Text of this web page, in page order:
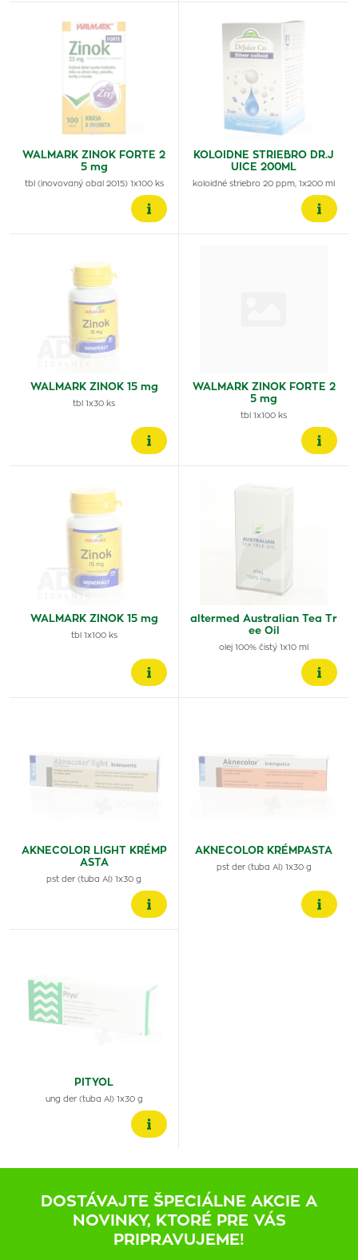
WALMARK ZINOK FORTE 2
5 mg
tbl (inovovaný obal 2015) 1x100 ks
KOLOIDNE STRIEBRO DR.J
UICE 200ML
koloidné striebro 20 ppm, 1x200 ml
WALMARK ZINOK 15 mg
tbl 1x30 ks
WALMARK ZINOK FORTE 2
5 mg
tbl 1x100 ks
WALMARK ZINOK 15 mg
tbl 1x100 ks
altermed Australian Tea Tr
ee Oil
olej 100% čistý 1x10 ml
AKNECOLOR LIGHT KRÉMP
ASTA
pst der (tuba Al) 1x30 g
AKNECOLOR KRÉMPASTA
pst der (tuba Al) 1x30 g
PITYOL
ung der (tuba Al) 1x30 g
DOSTÁVAJTE ŠPECIÁLNE AKCIE A
NOVINKY, KTORÉ PRE VÁS
PRIPRAVUJEME!